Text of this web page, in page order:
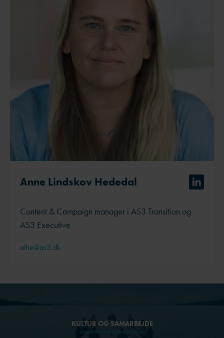
Anne Lindskov Hededal
Content & Campaign manager i AS3 Transition og
AS3 Executive
alhe@as3.dk
KULTUR OG SAMARBEJDE